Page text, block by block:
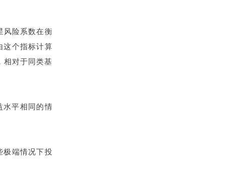
风险系数在衡
这个指标计算
对于同类基
平相同的情
极端情况下投